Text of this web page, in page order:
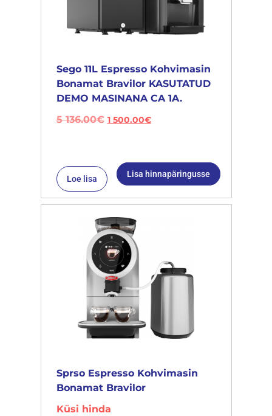
Sego 11L Espresso Kohvimasin
Bonamat Bravilor KASUTATUD
DEMO MASINANA CA 1A.
5 136.00€ 1 500.00€
Loe lisa Lisa hinnapäringusse
Sprso Espresso Kohvimasin
Bonamat Bravilor
Küsi hinda